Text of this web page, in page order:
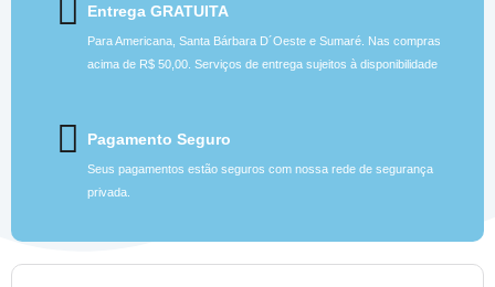
Entrega GRATUITA
Para Americana, Santa Bárbara D´Oeste e Sumaré. Nas compras
acima de R$ 50,00. Serviços de entrega sujeitos à disponibilidade
Pagamento Seguro
Seus pagamentos estão seguros com nossa rede de segurança
privada.